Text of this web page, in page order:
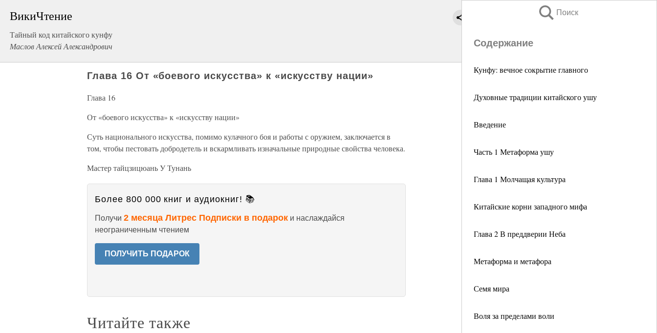
ВикиЧтение
Тайный код китайского кунфу
Маслов Алексей Александрович
Поиск
Содержание
Кунфу: вечное сокрытие главного
Духовные традиции китайского ушу
Введение
Часть 1 Метаформа ушу
Глава 1 Молчащая культура
Китайские корни западного мифа
Глава 2 В преддверии Неба
Метаформа и метафора
Семя мира
Воля за пределами воли
Глава 16 От «боевого искусства» к «искусству нации»
Глава 16
От «боевого искусства» к «искусству нации»
Суть национального искусства, помимо кулачного боя и работы с оружием, заключается в
том, чтобы пестовать добродетель и вскармливать изначальные природные свойства человека.
Мастер тайцзицюань У Тунань
Более 800 000 книг и аудиокниг! 📚
Получи 2 месяца Литрес Подписки в подарок и наслаждайся
неограниченным чтением
ПОЛУЧИТЬ ПОДАРОК
Читайте также